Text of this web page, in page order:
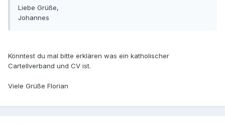
Liebe Grüße,
Johannes
Könntest du mal bitte erklären was ein katholischer
Cartellverband und CV ist.
Viele Grüße Florian